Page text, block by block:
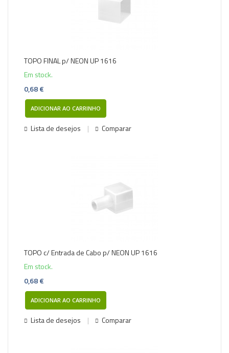
TOPO FINAL p/ NEON UP 1616
Em stock.
0,68 €
ADICIONAR AO CARRINHO
Lista de desejos Comparar
TOPO c/ Entrada de Cabo p/ NEON UP 1616
Em stock.
0,68 €
ADICIONAR AO CARRINHO
Lista de desejos Comparar